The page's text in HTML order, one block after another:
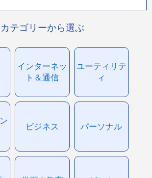
カテゴリーから選ぶ
インターネッ
ト＆通信
ユーティリテ
ィ
ビジネス パーソナル